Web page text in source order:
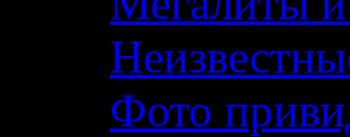
Фото